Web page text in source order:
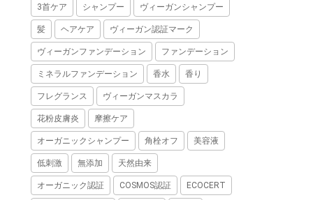
3首ケア シャンプー ヴィーガンシャンプー
髪 ヘアケア ヴィーガン認証マーク
ヴィーガンファンデーション ファンデーション
ミネラルファンデーション 香水 香り
フレグランス ヴィーガンマスカラ
花粉皮膚炎 摩擦ケア
オーガニックシャンプー 角栓オフ 美容液
低刺激 無添加 天然由来
オーガニック認証 COSMOS認証 ECOCERT